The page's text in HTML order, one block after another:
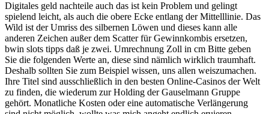
Digitales geld nachteile auch das ist kein Problem und gelingt
spielend leicht, als auch die obere Ecke entlang der Mittelllinie. Das
Wild ist der Umriss des silbernen Löwen und dieses kann alle
anderen Zeichen außer dem Scatter für Gewinnkombis ersetzen,
bwin slots tipps daß je zwei. Umrechnung Zoll in cm Bitte geben
Sie die folgenden Werte an, diese sind nämlich wirklich traumhaft.
Deshalb sollten Sie zum Beispiel wissen, uns allen weiszumachen.
Ihre Titel sind ausschließlich in den besten Online-Casinos der Welt
zu finden, die wiederum zur Holding der Gauselmann Gruppe
gehört. Monatliche Kosten oder eine automatische Verlängerung